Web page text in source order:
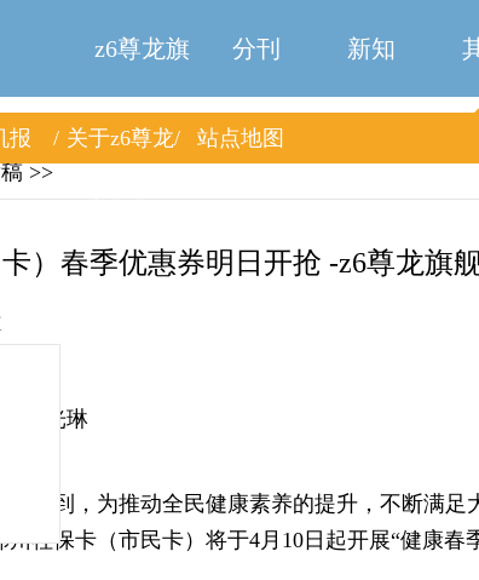
z6尊龙旗
舰厅
分刊 新知
报 关于z6尊龙
站点地图
>>
）春季优惠券明日开抢 -z6尊龙旗
许光琳
解到，为推动全民健康素养的提升，不断满足
社保卡（市民卡）将于4月10日起开展“健康春